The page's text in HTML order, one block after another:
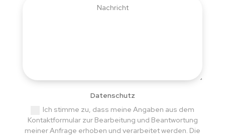
Datenschutz
Ich stimme zu, dass meine Angaben aus dem
Kontaktformular zur Bearbeitung und Beantwortung
meiner Anfrage erhoben und verarbeitet werden. Die